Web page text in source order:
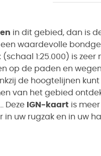
in dit gebied, dan is
een waardevolle
(schaal 1:25.000) is
op de paden en
de hoogtelijnen
van het gebied
Deze IGN-kaart is
uw rugzak en in uw